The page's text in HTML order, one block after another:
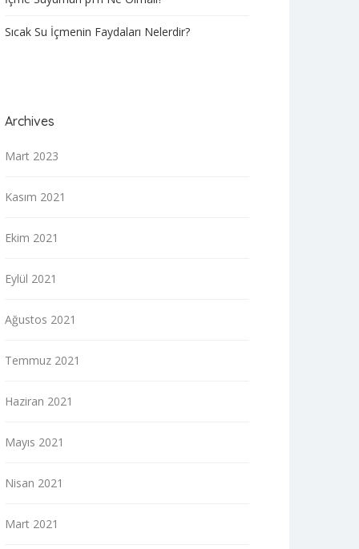
Sıcak Su İçmenin Faydaları Nelerdir?
Archives
Mart 2023
Kasım 2021
Ekim 2021
Eylül 2021
Ağustos 2021
Temmuz 2021
Haziran 2021
Mayıs 2021
Nisan 2021
Mart 2021